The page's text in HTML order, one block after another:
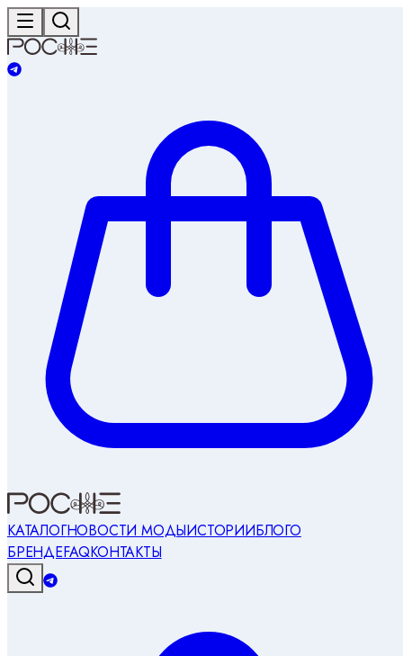
КАТАЛОГНОВОСТИ МОДЫИСТОРИИБЛОГО
БРЕНДЕFAQКОНТАКТЫ